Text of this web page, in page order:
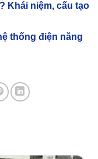
Khái niệm, cấu tạo
thống điện năng